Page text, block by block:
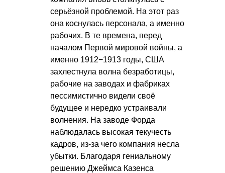
серьёзной проблемой. На этот раз
она коснулась персонала, а именно
рабочих. В те времена, перед
началом Первой мировой войны, а
именно 1912−1913 годы, США
захлестнула волна безработицы,
рабочие на заводах и фабриках
пессимистично видели своё
будущее и нередко устраивали
волнения. На заводе Форда
наблюдалась высокая текучесть
кадров, из-за чего компания несла
убытки. Благодаря гениальному
решению Джеймса Казенса